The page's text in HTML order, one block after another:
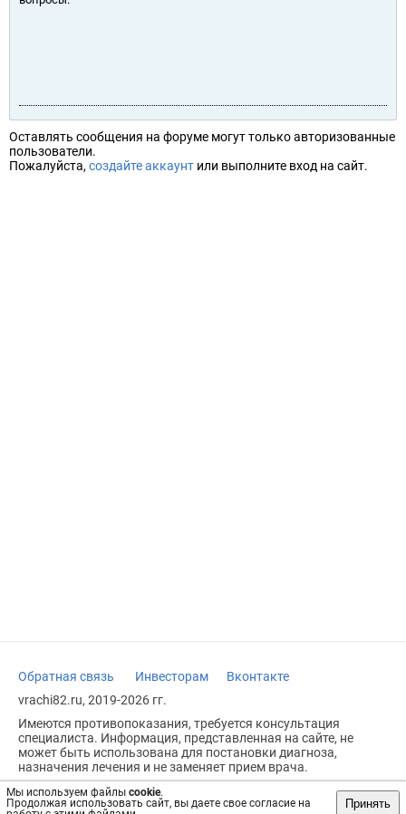
Мы используем файлы cookie.
Продолжая использовать сайт, вы даете свое согласие на
Принять
Оставлять сообщения на форуме могут только авторизованные
пользователи.
Пожалуйста, создайте аккаунт или выполните вход на сайт.
Обратная связь Инвесторам
Вконтакте
vrachi82.ru, 2019-2026 гг.
Имеются противопоказания, требуется консультация
специалиста. Информация, представленная на сайте, не
может быть использована для постановки диагноза,
назначения лечения и не заменяет прием врача.
Возрастное ограничение: 18+